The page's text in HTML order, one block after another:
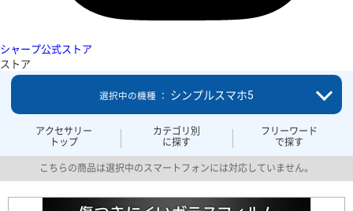
シャープ公式ストア
ストア
アクセサリー
トップ
カテゴリ別
に探す
フリーワード
で探す
選択中の機種 ： シンプルスマホ5
こちらの商品は選択中のスマートフォンには対応していません。